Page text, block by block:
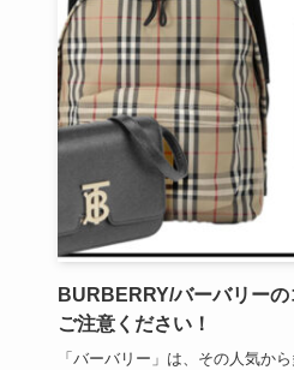
BURBERRY/バーバリーの
ご注意ください！
「バーバリー」は、その人気か